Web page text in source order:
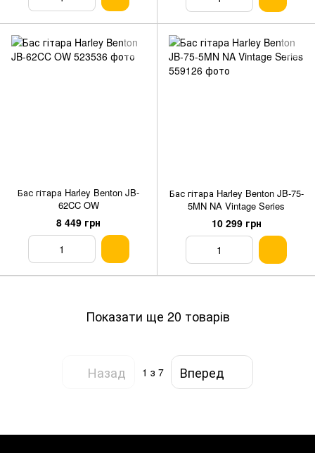
Бас гітара Harley Benton JB-
62CC OW
8 449 грн
Бас гітара Harley Benton JB-75-
5MN NA Vintage Series
10 299 грн
Показати ще 20 товарів
Назад 1 з 7 Вперед